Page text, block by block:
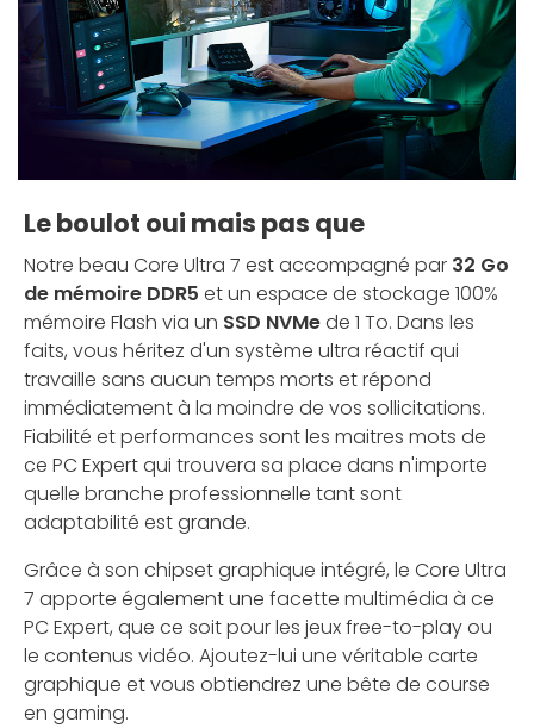
Le boulot oui mais pas que
Notre beau Core Ultra 7 est accompagné par 32 Go
de mémoire DDR5 et un espace de stockage 100%
mémoire Flash via un SSD NVMede 1 To. Dans les
faits, vous héritez d'un système ultra réactif qui
travaille sans aucun temps morts et répond
immédiatement à la moindre de vos sollicitations.
Fiabilité et performances sont les maitres mots de
ce PC Expert qui trouvera sa place dans n'importe
quelle branche professionnelle tant sont
adaptabilité est grande.
Grâce à son chipset graphique intégré, le Core Ultra
7 apporte également une facette multimédia à ce
PC Expert, que ce soit pour les jeux free-to-play ou
le contenus vidéo. Ajoutez-lui une véritable carte
graphique et vous obtiendrez une bête de course
en gaming.